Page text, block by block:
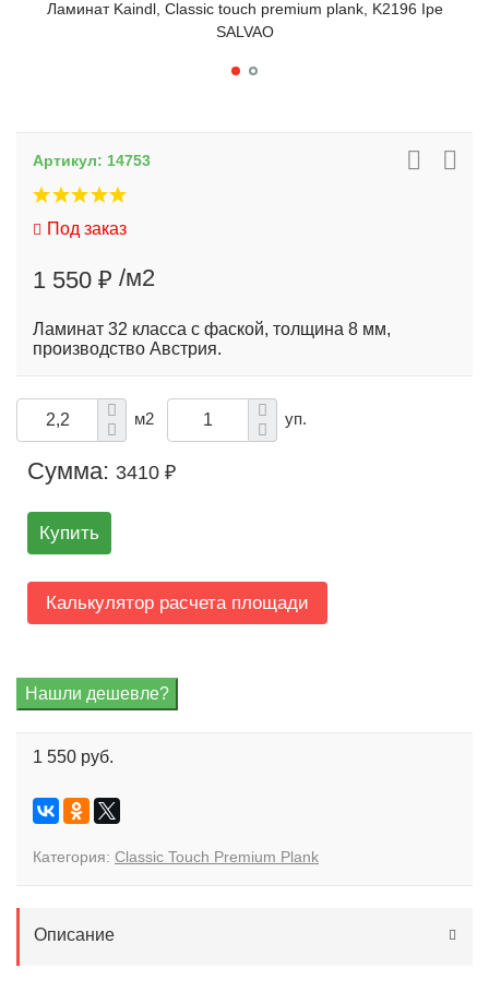
Ламинат Kaindl, Classic touch premium plank, K2196 Ipe
SALVAO
Артикул: 14753
Под заказ
1 550 ₽ /м2
Ламинат 32 класса с фаской, толщина 8 мм,
производство Австрия.
м2 уп.
Сумма: 3410 ₽
Купить
Калькулятор расчета площади
1 550 руб.
Категория: Classic Touch Premium Plank
Описание